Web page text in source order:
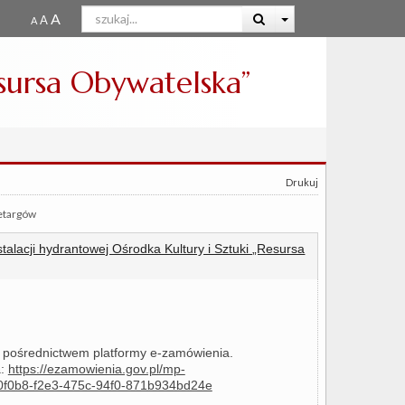
Obywatelska”
Drukuj
hydrantowej Ośrodka Kultury i Sztuki „Resursa
platformy e-zamówienia.
https://ezamowienia.gov.pl/mp-
f2e3-475c-94f0-871b934bd24e